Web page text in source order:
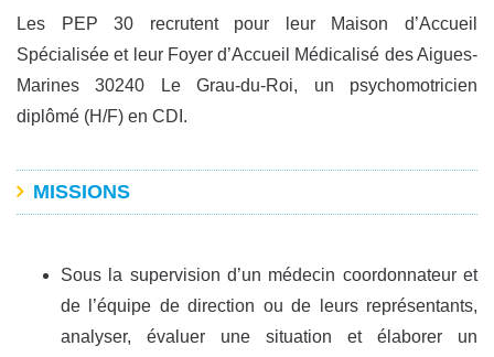
Les PEP 30 recrutent pour leur Maison d’Accueil
Spécialisée et leur Foyer d’Accueil Médicalisé des Aigues-
Marines 30240 Le Grau-du-Roi, un psychomotricien
diplômé (H/F) en CDI.
MISSIONS
Sous la supervision d’un médecin coordonnateur et
de l’équipe de direction ou de leurs représentants,
analyser, évaluer une situation et élaborer un